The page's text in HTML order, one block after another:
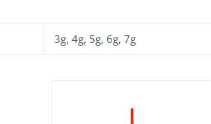
3g, 4g, 5g, 6g, 7g